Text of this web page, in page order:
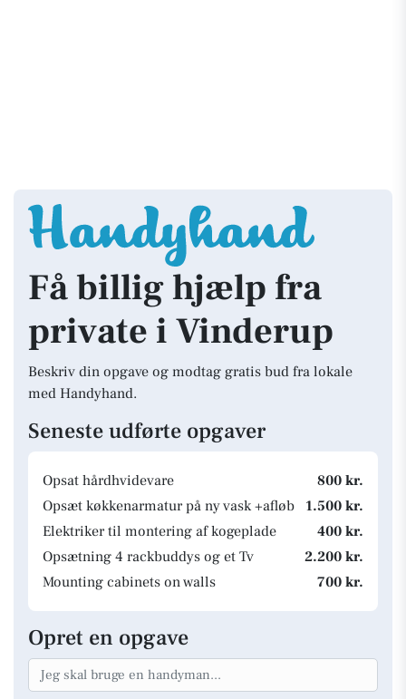
Få billig hjælp fra
private i Vinderup
Beskriv din opgave og modtag gratis bud fra lokale
med Handyhand.
Seneste udførte opgaver
Opsat hårdhvidevare
800 kr.
Opsæt køkkenarmatur på ny vask +afløb
1.500 kr.
Elektriker til montering af kogeplade
400 kr.
Opsætning 4 rackbuddys og et Tv
2.200 kr.
Mounting cabinets on walls
700 kr.
Opret en opgave